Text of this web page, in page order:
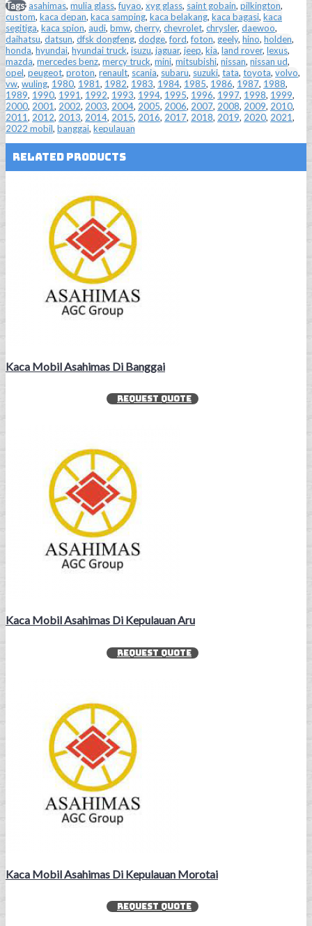
Tags:asahimas, mulia glass,fuyao, xyg glass, saint gobain, pilkington,
custom, kaca depan, kaca samping, kaca belakang, kaca bagasi, kaca
segitiga, kaca spion, audi, bmw, cherry, chevrolet, chrysler, daewoo,
daihatsu, datsun, dfsk dongfeng, dodge,ford,foton, geely, hino, holden,
honda, hyundai, hyundai truck, isuzu, jaguar, jeep, kia, land rover, lexus,
mazda, mercedes benz, mercy truck, mini, mitsubishi, nissan, nissan ud,
opel, peugeot, proton, renault, scania, subaru, suzuki, tata, toyota, volvo,
vw, wuling, 1980, 1981, 1982, 1983, 1984, 1985, 1986, 1987, 1988,
1989, 1990, 1991, 1992, 1993, 1994, 1995, 1996, 1997, 1998, 1999,
2000, 2001, 2002, 2003, 2004, 2005, 2006, 2007, 2008, 2009, 2010,
2011, 2012, 2013, 2014, 2015, 2016, 2017, 2018, 2019, 2020, 2021,
2022 mobil, banggai, kepulauan
Related Products
Kaca Mobil Asahimas Di Banggai
REQUEST QUOTE
Kaca Mobil Asahimas Di Kepulauan Aru
REQUEST QUOTE
Kaca Mobil Asahimas Di Kepulauan Morotai
REQUEST QUOTE